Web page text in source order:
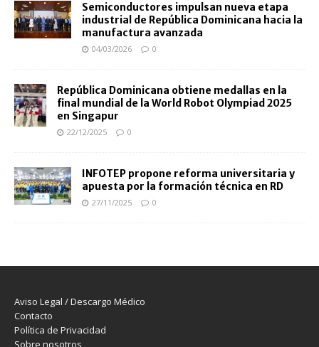
Semiconductores impulsan nueva etapa
industrial de República Dominicana hacia la
manufactura avanzada
04/03/2026 0
República Dominicana obtiene medallas en la
final mundial de la World Robot Olympiad 2025
en Singapur
22/12/2025 0
INFOTEP propone reforma universitaria y
apuesta por la formación técnica en RD
27/11/2025 0
Aviso Legal / Descargo Médico
Contacto
Política de Privacidad
Sobre nosotros